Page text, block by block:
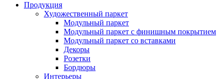
Продукция
Художественный паркет
Модульный паркет
Модульный паркет с финишным покрытием
Модульный паркет со вставками
Декоры
Розетки
Бордюры
Интерьеры